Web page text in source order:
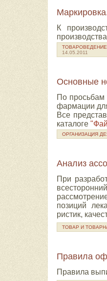
К
14.05.2011
Основные
По просьбам
фармации
Все
каталоге
ОРГАНИЗАЦИЯ
Анализ
При
позиций
ристик,
ТОВАР И
Правила
Правила